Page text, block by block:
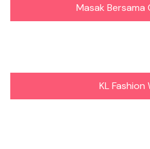
Masak Bersama
KL Fashion